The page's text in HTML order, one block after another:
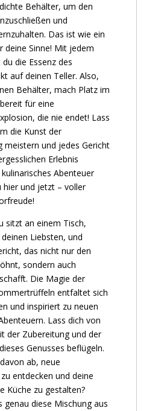
Behälter, um den
und
Das ist wie ein
deine Sinne! Mit jedem
die Essenz des
auf deinen Teller. Also,
Behälter, mach Platz im
für eine
die nie endet! Lass
die Kunst der
meistern und jedes Gericht
Erlebnis
Abenteuer
hier und jetzt – voller
sitzt an einem Tisch,
Liebsten, und
das nicht nur den
sondern auch
Die Magie der
entfaltet sich
und inspiriert zu neuen
Lass dich von
der Zubereitung und der
Genusses beflügeln.
ab, neue
entdecken und deine
Küche zu gestalten?
genau diese Mischung aus